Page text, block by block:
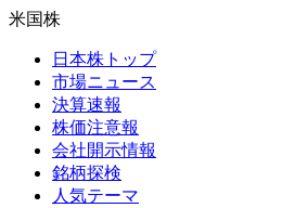
米国株
日本株トップ
市場ニュース
決算速報
株価注意報
会社開示情報
銘柄探検
人気テーマ